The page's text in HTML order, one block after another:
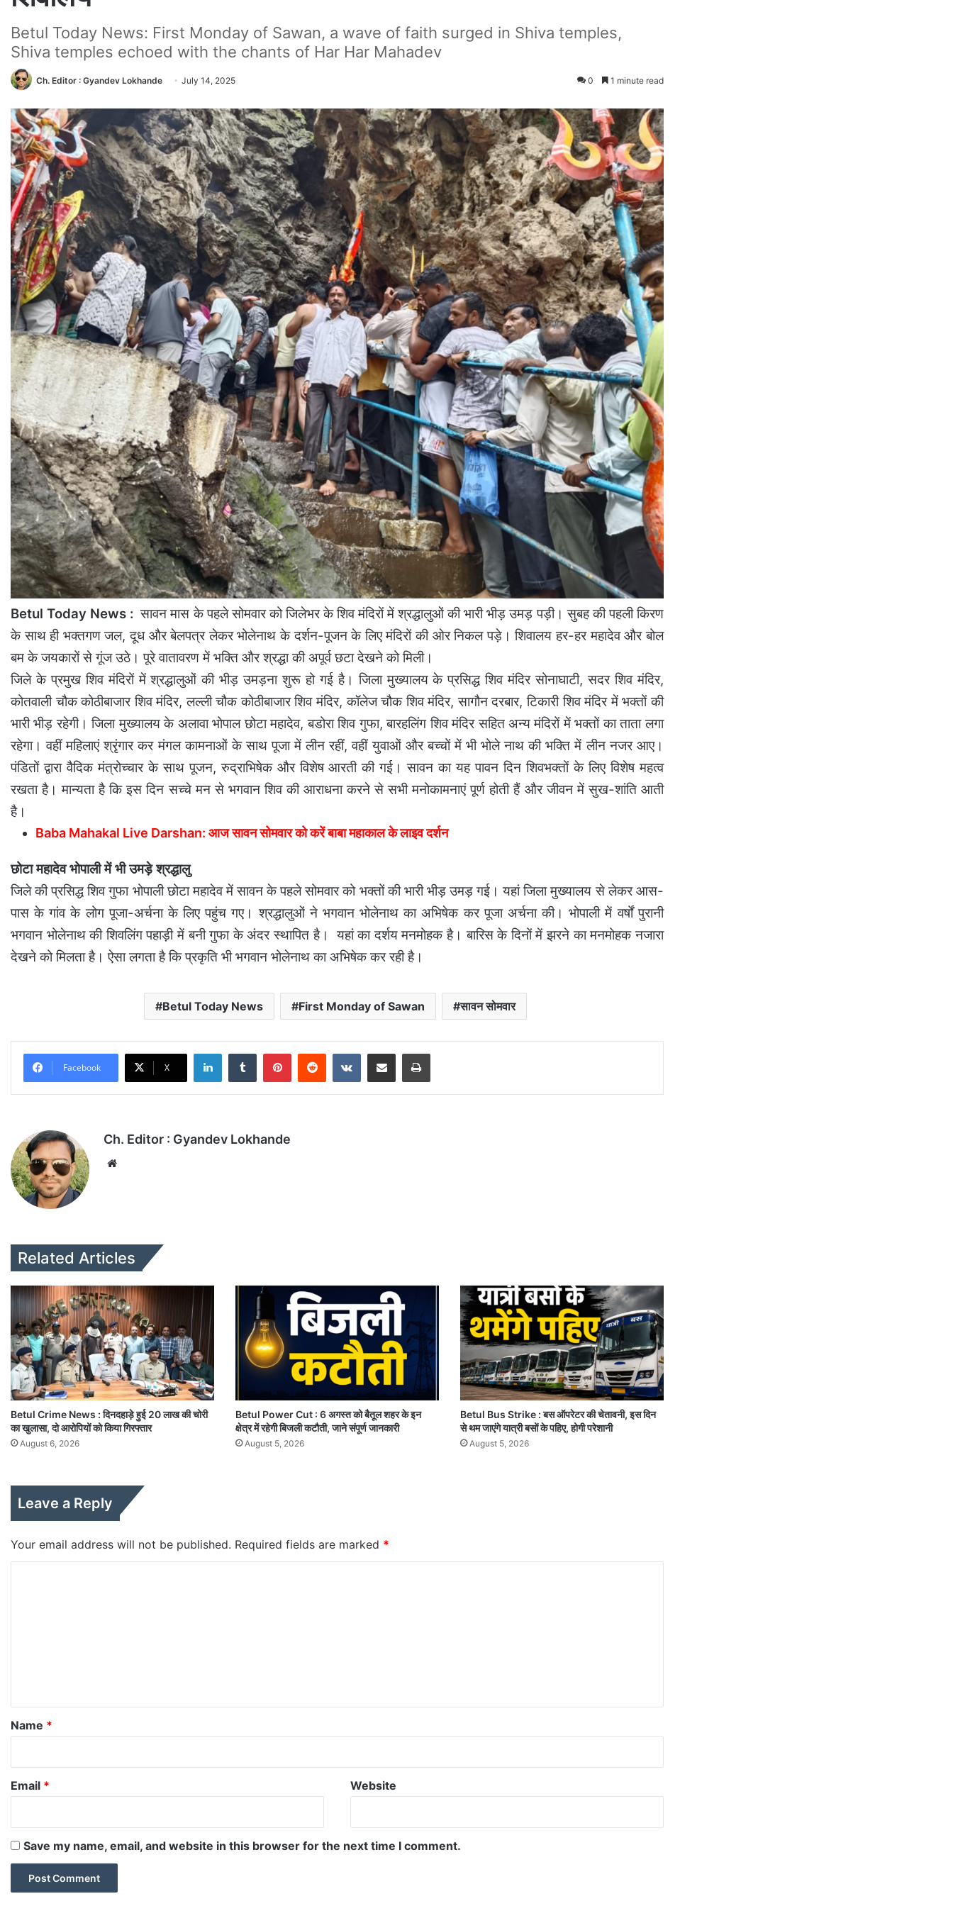
Betul Today News: First Monday of Sawan, a wave of faith surged in Shiva temples,
Shiva temples echoed with the chants of Har Har Mahadev
Ch. Editor : Gyandev Lokhande July 14, 2025 0 1 minute read
Betul Today News : सावन मास के पहले सोमवार को जिलेभर के शिव मंदिरों में श्रद्धालुओं की भारी भीड़ उमड़ पड़ी। सुबह की पहली किरण
के साथ ही भक्तगण जल, दूध और बेलपत्र लेकर भोलेनाथ के दर्शन-पूजन के लिए मंदिरों की ओर निकल पड़े। शिवालय हर-हर महादेव और बोल
बम के जयकारों से गूंज उठे। पूरे वातावरण में भक्ति और श्रद्धा की अपूर्व छटा देखने को मिली।
जिले के प्रमुख शिव मंदिरों में श्रद्धालुओं की भीड़ उमड़ना शुरू हो गई है। जिला मुख्यालय के प्रसिद्ध शिव मंदिर सोनाघाटी, सदर शिव मंदिर,
कोतवाली चौक कोठीबाजार शिव मंदिर, लल्ली चौक कोठीबाजार शिव मंदिर, कॉलेज चौक शिव मंदिर, सागौन दरबार, टिकारी शिव मंदिर में भक्तों की
भारी भीड़ रहेगी। जिला मुख्यालय के अलावा भोपाल छोटा महादेव, बडोरा शिव गुफा, बारहलिंग शिव मंदिर सहित अन्य मंदिरों में भक्तों का ताता लगा
रहेगा। वहीं महिलाएं श्रृंगार कर मंगल कामनाओं के साथ पूजा में लीन रहीं, वहीं युवाओं और बच्चों में भी भोले नाथ की भक्ति में लीन नजर आए।
पंडितों द्वारा वैदिक मंत्रोच्चार के साथ पूजन, रुद्राभिषेक और विशेष आरती की गई। सावन का यह पावन दिन शिवभक्तों के लिए विशेष महत्व
रखता है। मान्यता है कि इस दिन सच्चे मन से भगवान शिव की आराधना करने से सभी मनोकामनाएं पूर्ण होती हैं और जीवन में सुख-शांति आती
है।
Baba Mahakal Live Darshan: आज सावन सोमवार को करें बाबा महाकाल के लाइव दर्शन
छोटा महादेव भोपाली में भी उमड़े श्रद्धालु
जिले की प्रसिद्ध शिव गुफा भोपाली छोटा महादेव में सावन के पहले सोमवार को भक्तों की भारी भीड़ उमड़ गई। यहां जिला मुख्यालय से लेकर आस-
पास के गांव के लोग पूजा-अर्चना के लिए पहुंच गए। श्रद्धालुओं ने भगवान भोलेनाथ का अभिषेक कर पूजा अर्चना की। भोपाली में वर्षों पुरानी
भगवान भोलेनाथ की शिवलिंग पहाड़ी में बनी गुफा के अंदर स्थापित है। यहां का दर्शय मनमोहक है। बारिस के दिनों में झरने का मनमोहक नजारा
देखने को मिलता है। ऐसा लगता है कि प्रकृति भी भगवान भोलेनाथ का अभिषेक कर रही है।
Betul Today News First Monday of Sawan सावन सोमवार
Facebook X
Ch. Editor : Gyandev Lokhande
Related Articles
Betul Crime News : दिनदहाड़े हुई 20 लाख की चोरी
का खुलासा, दो आरोपियों को किया गिरफ्तार
August 6, 2026
Betul Power Cut : 6 अगस्त को बैतूल शहर के इन
क्षेत्र में रहेगी बिजली कटौती, जाने संपूर्ण जानकारी
August 5, 2026
Betul Bus Strike : बस ऑपरेटर की चेतावनी, इस दिन
से थम जाएंगे यात्री बसों के पहिए, होगी परेशानी
August 5, 2026
Leave a Reply
Your email address will not be published. Required fields are marked *
*
Name *
Email * Website
Save my name, email, and website in this browser for the next time I comment.